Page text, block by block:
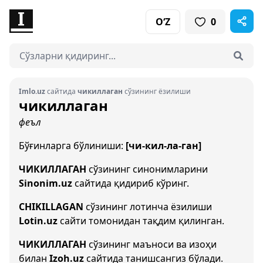
O‘Z 0
Imlo.uzсайтида чикиллаган сўзининг ёзилиши
чикиллаган
феъл
Бўғинларга бўлиниши: [чи-кил-ла-ган]
ЧИКИЛЛАГАН сўзининг синонимларини
Sinonim.uzсайтида қидириб кўринг.
CHIKILLAGAN сўзининг лотинча ёзилиши
Lotin.uzсайти томонидан тақдим қилинган.
ЧИКИЛЛАГАН сўзининг маъноси ва изоҳи
билан Izoh.uzсайтида танишсангиз бўлади.